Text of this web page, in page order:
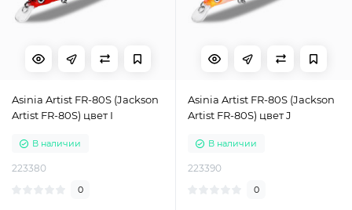
Asinia Artist FR-80S (Jackson
Artist FR-80S) цвет I
В наличии
223380
0
Asinia Artist FR-80S (Jackson
Artist FR-80S) цвет J
В наличии
223390
0